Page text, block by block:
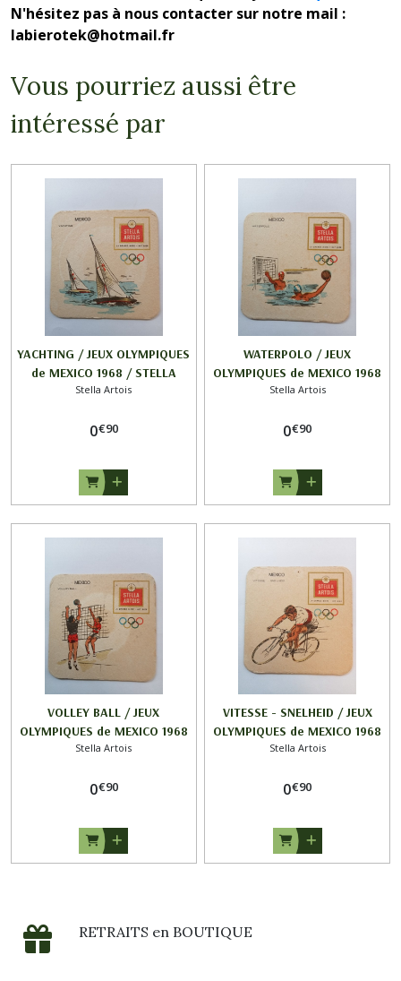
N'hésitez pas à nous contacter sur notre mail :
labierotek@hotmail.fr
Vous pourriez aussi être
intéressé par
YACHTING / JEUX OLYMPIQUES
de MEXICO 1968 / STELLA
ARTOIS
Stella Artois
0€90
WATERPOLO / JEUX
OLYMPIQUES de MEXICO 1968
/ STELLA ARTOIS
Stella Artois
0€90
VOLLEY BALL / JEUX
OLYMPIQUES de MEXICO 1968
/ STELLA ARTOIS
Stella Artois
0€90
VITESSE - SNELHEID / JEUX
OLYMPIQUES de MEXICO 1968
/ STELLA ARTOIS ( MAILLOT
Stella Artois
0€90
RETRAITS en BOUTIQUE